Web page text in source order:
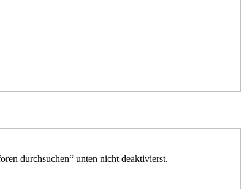
durchsuchen“ unten nicht deaktivierst.